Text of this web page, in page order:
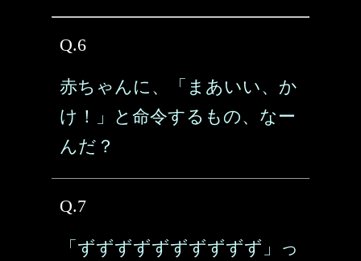
Q.6
赤ちゃんに、「まあいい、か
け！」と命令するもの、なー
んだ？
Q.7
「ずずずずずずずずずず」っ